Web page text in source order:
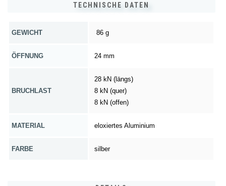
TECHNISCHE DATEN
GEWICHT 86 g
ÖFFNUNG 24 mm
BRUCHLAST
28 kN (längs)
8 kN (quer)
8 kN (offen)
MATERIAL eloxiertes Aluminium
FARBE silber